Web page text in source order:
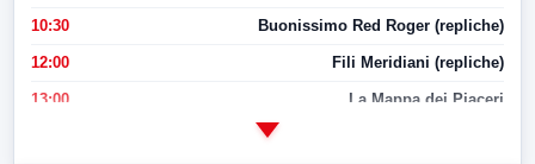
10:30 Buonissimo Red Roger (repliche)
12:00 Fili Meridiani (repliche)
13:00 La Mappa dei Piaceri